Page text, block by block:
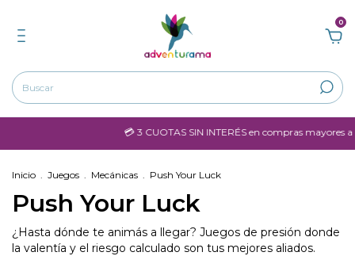
0
💳 3 CUOTAS SIN INTERÉS en compras mayores a
Inicio . Juegos . Mecánicas . Push Your Luck
Push Your Luck
¿Hasta dónde te animás a llegar? Juegos de presión donde
la valentía y el riesgo calculado son tus mejores aliados.